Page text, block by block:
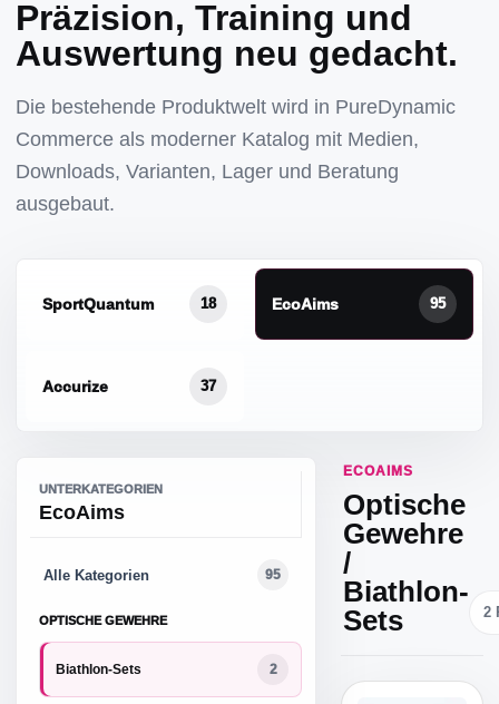
Präzision, Training und
Auswertung neu gedacht.
Die bestehende Produktwelt wird in PureDynamic
Commerce als moderner Katalog mit Medien,
Downloads, Varianten, Lager und Beratung
ausgebaut.
SportQuantum 18 EcoAims 95
Accurize 37
UNTERKATEGORIEN
EcoAims
Alle Kategorien 95
OPTISCHE GEWEHRE
Biathlon-Sets 2
ECOAIMS
Optische
Gewehre
/
Biathlon-
Sets
2